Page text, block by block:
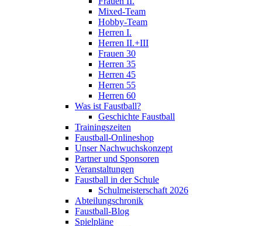
Mixed-Team
Hobby-Team
Herren I.
Herren II.+III
Frauen 30
Herren 35
Herren 45
Herren 55
Herren 60
Was ist Faustball?
Geschichte Faustball
Trainingszeiten
Faustball-Onlineshop
Unser Nachwuchskonzept
Partner und Sponsoren
Veranstaltungen
Faustball in der Schule
Schulmeisterschaft 2026
Abteilungschronik
Faustball-Blog
Spielpläne